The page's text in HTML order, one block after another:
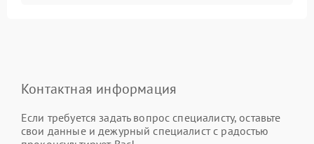
Контактная информация
Если требуется задать вопрос специалисту, оставьте
свои данные и дежурный специалист с радостью